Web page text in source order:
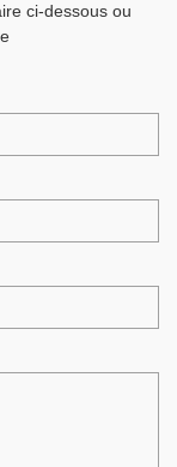
ci-dessous ou